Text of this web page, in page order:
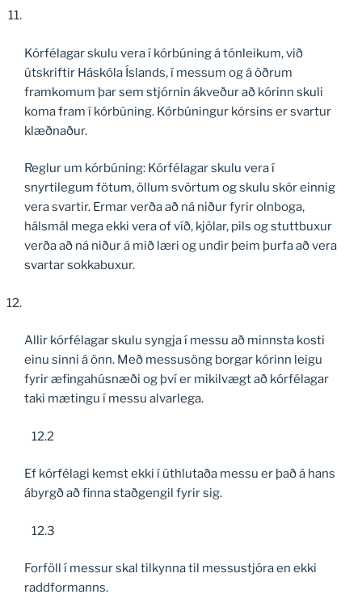
Kórfélagar skulu vera í kórbúning á tónleikum, við
útskriftir Háskóla Íslands, í messum og á öðrum
framkomum þar sem stjórnin ákveður að kórinn skuli
koma fram í kórbúning. Kórbúningur kórsins er svartur
klæðnaður.
Reglur um kórbúning: Kórfélagar skulu vera í
snyrtilegum fötum, öllum svörtum og skulu skór einnig
vera svartir. Ermar verða að ná niður fyrir olnboga,
hálsmál mega ekki vera of víð, kjólar, pils og stuttbuxur
verða að ná niður á mið læri og undir þeim þurfa að vera
svartar sokkabuxur.
Allir kórfélagar skulu syngja í messu að minnsta kosti
einu sinni á önn. Með messusöng borgar kórinn leigu
fyrir æfingahúsnæði og því er mikilvægt að kórfélagar
taki mætingu í messu alvarlega.
12.2
Ef kórfélagi kemst ekki í úthlutaða messu er það á hans
ábyrgð að finna staðgengil fyrir sig.
12.3
Forföll í messur skal tilkynna til messustjóra en ekki
raddformanns.